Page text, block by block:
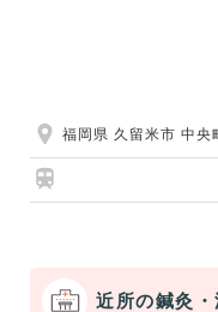
福岡県 久留米市 中
近所の鍼灸